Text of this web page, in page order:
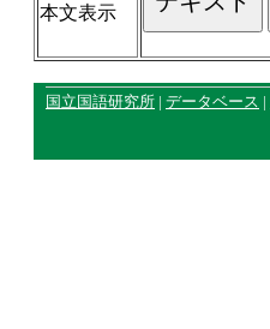
本文表示
国立国語研究所 | データベース |